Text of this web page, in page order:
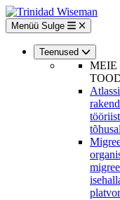
Liigu
edasi
põhisisu
juurde
Menüü Sulge
Teenused
MEIE